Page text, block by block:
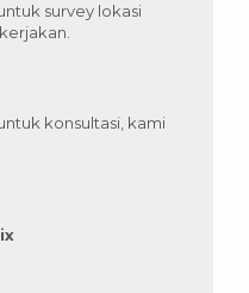
survey lokasi
konsultasi, kami